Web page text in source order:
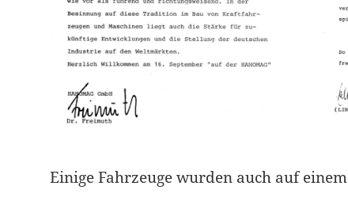
Einige Fahrzeuge wurden auch auf